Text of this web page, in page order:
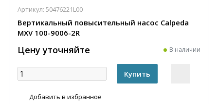
Артикул: 50476221L00
Вертикальный повысительный насос Calpeda
MXV 100-9006-2R
Цену уточняйте В наличии
Добавить в избранное